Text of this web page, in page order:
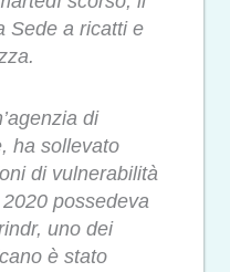
Sede a ricatti e
di
ha sollevato
di vulnerabilità
possedeva
uno dei
è stato